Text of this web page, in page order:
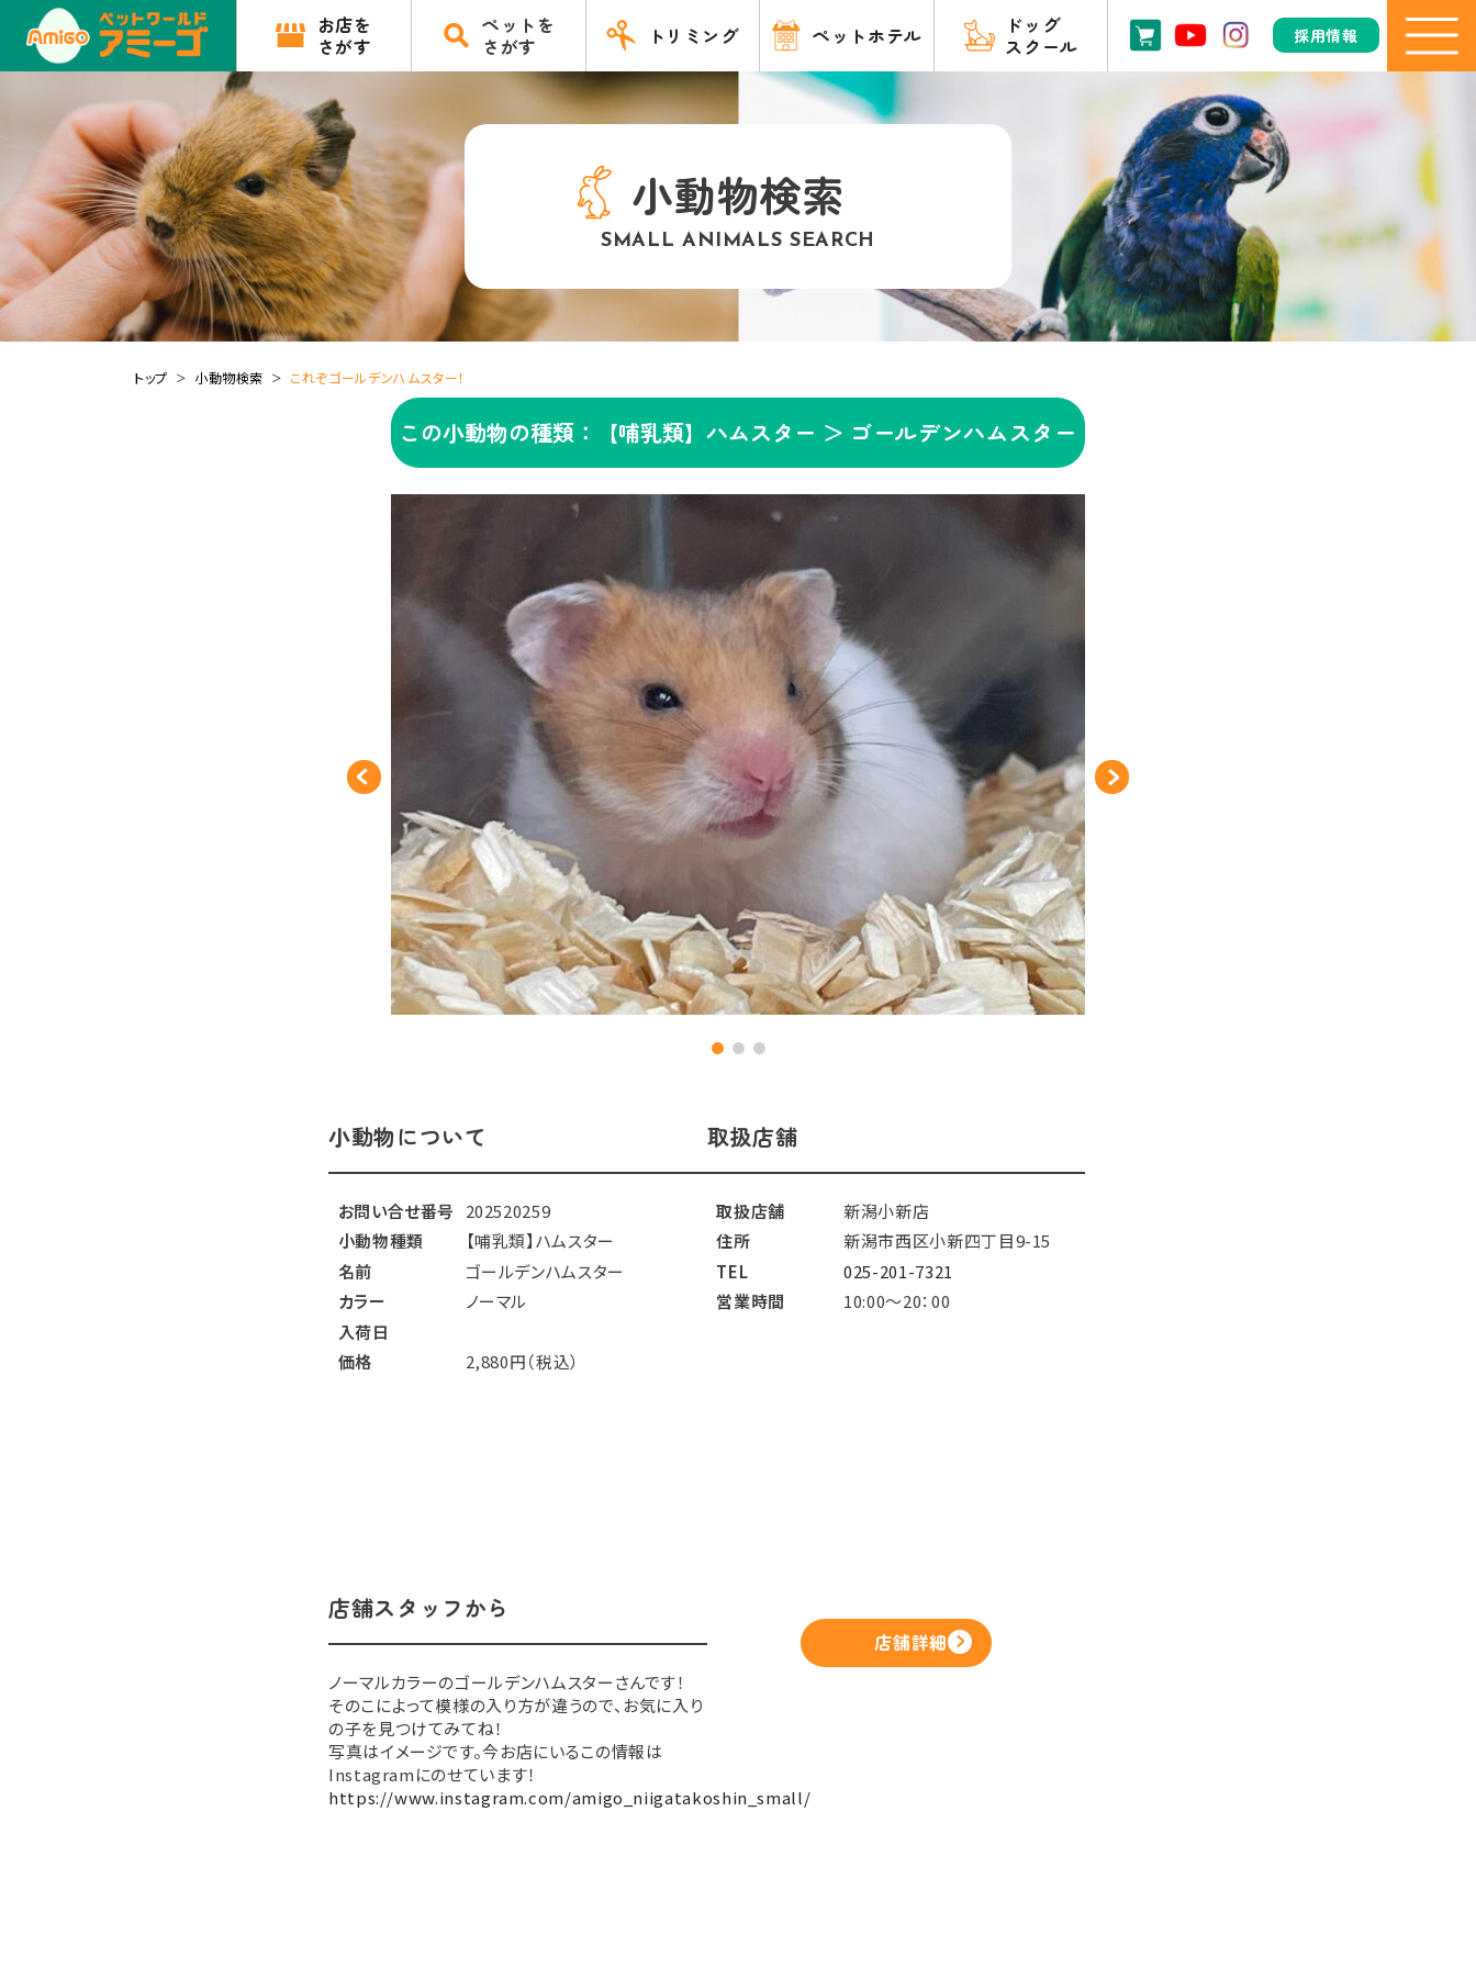
お店を
さがす
ペットを
さがす
トリミング ペットホテル
ドッグ
スクール
採用情報
小動物検索
SMALL ANIMALS SEARCH
トップ 小動物検索 これぞゴールデンハムスター！
この小動物の種類：【哺乳類】ハムスター ＞ ゴールデンハムスター
小動物について
お問い合せ番号
202520259
小動物種類
【哺乳類】ハムスター
名前
ゴールデンハムスター
カラー
ノーマル
入荷日
価格
2,880円（税込）
取扱店舗
取扱店舗
新潟小新店
住所
新潟市西区小新四丁目9-15
TEL
025-201-7321
営業時間
10:00～20：00
店舗詳細
店舗スタッフから
ノーマルカラーのゴールデンハムスターさんです！
そのこによって模様の入り方が違うので、お気に入り
の子を見つけてみてね！
写真はイメージです。今お店にいるこの情報は
Instagramにのせています！
https://www.instagram.com/amigo_niigatakoshin_small/